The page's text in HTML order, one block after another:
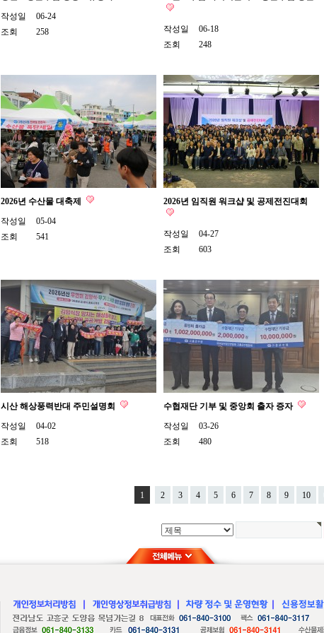
작성일
06-24
조회
258 작성일
06-18
조회
248
2026년 수산물 대축제
작성일
05-04
조회
541
2026년 임직원 워크샵 및 공제전진대회
작성일
04-27
조회
603
시산 해상풍력반대 주민설명회
작성일
04-02
조회
518
수협재단 기부 및 중앙회 출자 증자
작성일
03-26
조회
480
1 2 3 4 5 6 7 8 9 10